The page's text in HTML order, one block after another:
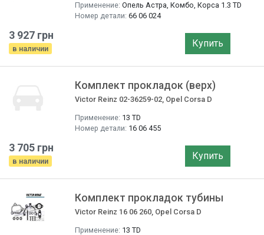
Применение: Опель Астра, Комбо, Корса 1.3 TD
Номер детали: 66 06 024
3 927 грн
в наличии Купить
Комплект прокладок (верх)
Victor Reinz 02-36259-02, Opel Corsa D
Применение: 13 TD
Номер детали: 16 06 455
3 705 грн
в наличии Купить
Комплект прокладок тубины
Victor Reinz 16 06 260, Opel Corsa D
Применение: 13 TD